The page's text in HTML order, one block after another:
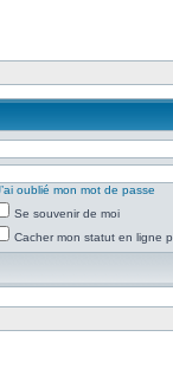
oublié mon mot de passe
Se souvenir de moi
Cacher mon statut en ligne